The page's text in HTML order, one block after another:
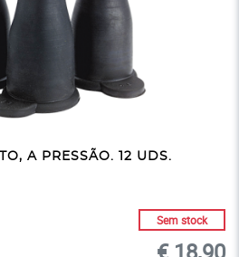
A PRESSÃO. 12 UDS.
Sem stock